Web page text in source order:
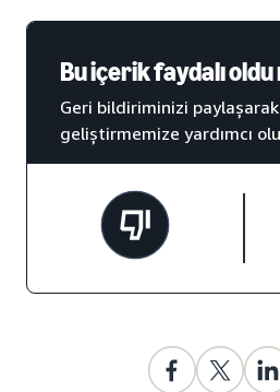
Bu içerik faydalı oldu
Geri bildiriminizi
geliştirmemize yardımcı